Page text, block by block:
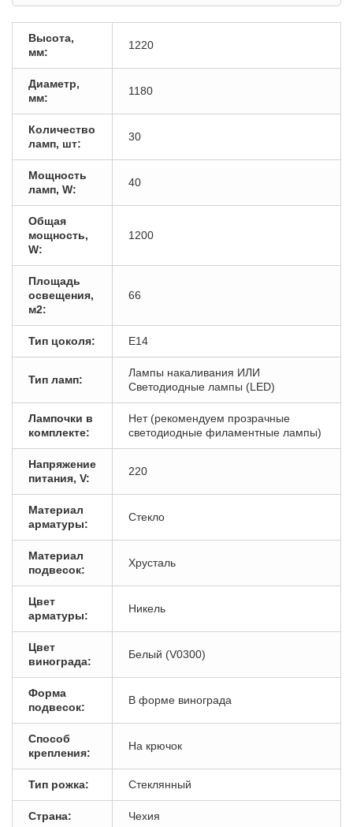
Высота,
мм:
1220
Диаметр,
мм:
1180
Количество
ламп, шт:
30
Мощность
ламп, W:
40
Общая
мощность,
W:
1200
Площадь
освещения,
м2:
66
Тип цоколя: E14
Тип ламп:
Лампы накаливания ИЛИ
Светодиодные лампы (LED)
Лампочки в
комплекте:
Нет (рекомендуем прозрачные
светодиодные филаментные лампы)
Напряжение
питания, V:
220
Материал
арматуры:
Стекло
Материал
подвесок:
Хрусталь
Цвет
арматуры:
Никель
Цвет
винограда:
Белый (V0300)
Форма
подвесок:
В форме винограда
Способ
крепления:
На крючок
Тип рожка: Стеклянный
Страна: Чехия